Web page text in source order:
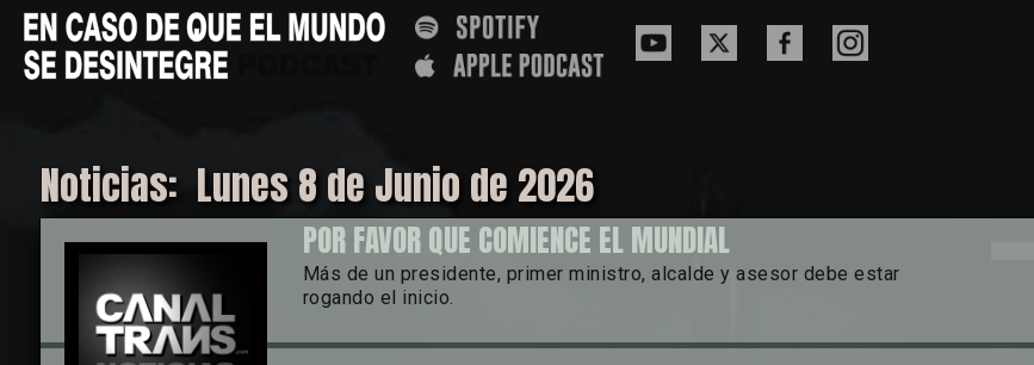
Noticias: Lunes 8 de Junio de 2026
POR FAVOR QUE COMIENCE EL MUNDIAL
Más de un presidente, primer ministro, alcalde y asesor debe estar
rogando el inicio.